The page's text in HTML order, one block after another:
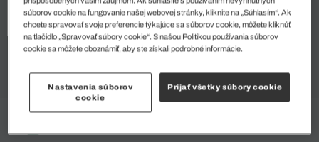
súborov cookie na fungovanie našej webovej stránky, kliknite na „Súhlasím“. Ak
chcete spravovať svoje preferencie týkajúce sa súborov cookie, môžete kliknúť
na tlačidlo „Spravovať súbory cookie“. S našou Politikou používania súborov
cookie sa môžete oboznámiť, aby ste získali podrobné informácie.
Nastavenia súborov
cookie
Prijať všetky súbory cookie